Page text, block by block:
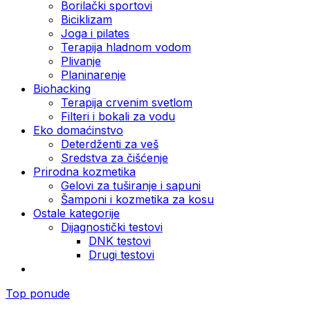
Borilački sportovi
Biciklizam
Joga i pilates
Terapija hladnom vodom
Plivanje
Planinarenje
Biohacking
Terapija crvenim svetlom
Filteri i bokali za vodu
Eko domaćinstvo
Deterdženti za veš
Sredstva za čišćenje
Prirodna kozmetika
Gelovi za tuširanje i sapuni
Šamponi i kozmetika za kosu
Ostale kategorije
Dijagnostički testovi
DNK testovi
Drugi testovi
Top ponude